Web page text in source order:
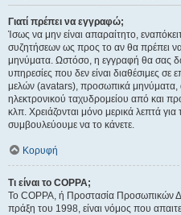
Γιατί πρέπει να εγγραφώ;
Ίσως να μην είναι απαραίτητο,
συζητήσεων ως προς το αν θα πρέπει
μηνύματα. Ωστόσο, η εγγραφή θα σας
υπηρεσίες που δεν είναι διαθέσιμες
μελών (avatars), προσωπικά
ηλεκτρονικού ταχυδρομείου από και
κλπ. Χρειάζονται μόνο μερικά λεπτά
συμβουλεύουμε να το κάνετε.
Κορυφή
Τι είναι το COPPA;
Το COPPA, ή Προστασία Προσωπικών
πράξη του 1998, είναι νόμος που